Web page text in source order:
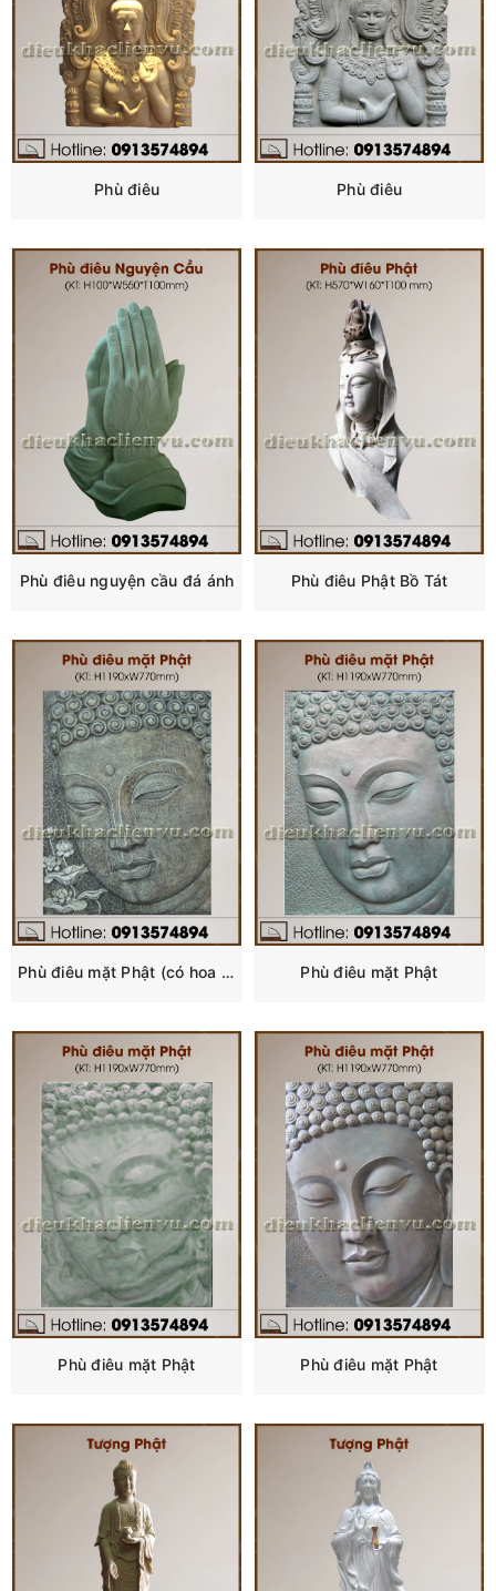
Phù điêu Phù điêu
Phù điêu nguyện cầu đá ánh Phù điêu Phật Bồ Tát
Phù điêu mặt Phật (có hoa sen) Phù điêu mặt Phật
Phù điêu mặt Phật Phù điêu mặt Phật